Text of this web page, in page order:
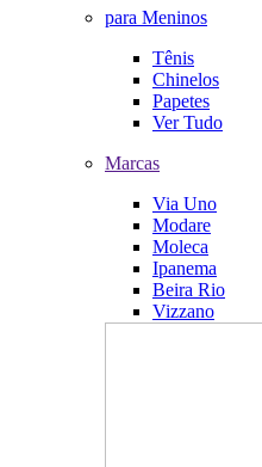
para Meninos
Tênis
Chinelos
Papetes
Ver Tudo
Marcas
Via Uno
Modare
Moleca
Ipanema
Beira Rio
Vizzano